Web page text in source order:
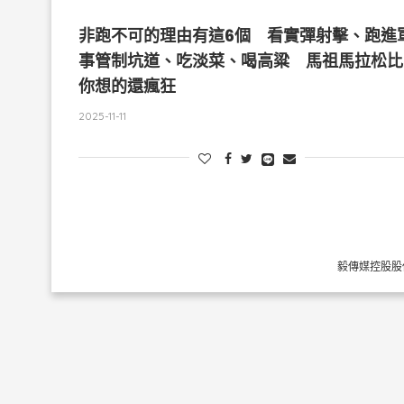
非跑不可的理由有這6個 看實彈射擊、跑進
事管制坑道、吃淡菜、喝高粱 馬祖馬拉松比
你想的還瘋狂
2025-11-11
毅傳媒控股